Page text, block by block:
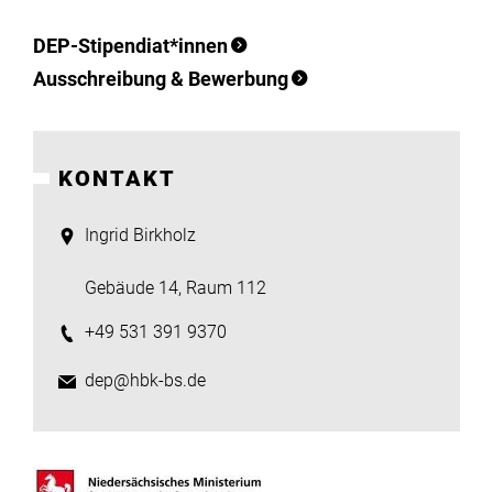
DEP-Stipendiat*innen
Ausschreibung & Bewerbung
KONTAKT
Ingrid Birkholz
Gebäude 14, Raum 112
+49 531 391 9370
dep@hbk-bs.de